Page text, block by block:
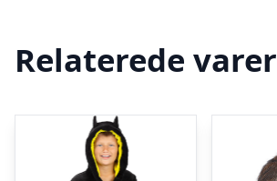
Relaterede varer